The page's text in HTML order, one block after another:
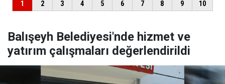
Balışeyh Belediyesi'nde hizmet ve
yatırım çalışmaları değerlendirildi